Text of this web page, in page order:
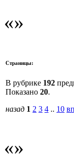
Страницы:
В рубрике 192
Показано 20.
назад 1 2 3 4 .. 10